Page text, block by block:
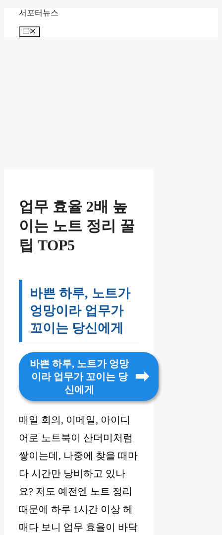
서포터뉴스
메
업무 효율 2배 높
이는 노트 정리 꿀
팁 TOP5
바쁜 하루, 노트가
엉망이라 업무가
꼬이는 당신에게
바쁜 하루, 노트가 엉망
이라 업무가 꼬이는 당
신에게
매일 회의, 이메일, 아이디
어로 노트북이 산더미처럼
쌓이는데, 나중에 찾을 때마
다 시간만 낭비하고 있나
요? 저도 예전엔 노트 정리
때문에 하루 1시간 이상 헤
매다 보니 업무 효율이 바닥